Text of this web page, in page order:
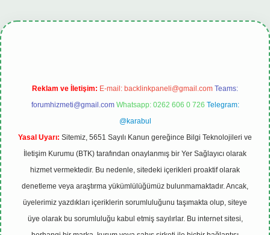
Reklam ve İletişim: E-mail: backlinkpaneli@gmail.com Teams:
forumhizmeti@gmail.com Whatsapp: 0262 606 0 726 Telegram:
@karabul
Yasal Uyarı: Sitemiz, 5651 Sayılı Kanun gereğince Bilgi Teknolojileri ve
İletişim Kurumu (BTK) tarafından onaylanmış bir Yer Sağlayıcı olarak
hizmet vermektedir. Bu nedenle, sitedeki içerikleri proaktif olarak
denetleme veya araştırma yükümlülüğümüz bulunmamaktadır. Ancak,
üyelerimiz yazdıkları içeriklerin sorumluluğunu taşımakta olup, siteye
üye olarak bu sorumluluğu kabul etmiş sayılırlar. Bu internet sitesi,